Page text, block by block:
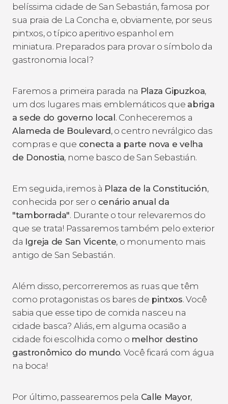
belíssima cidade de San Sebastián, famosa por
sua praia de La Concha e, obviamente, por seus
pintxos, o típico aperitivo espanhol em
miniatura. Preparados para provar o símbolo da
gastronomia local?
Faremos a primeira parada na Plaza Gipuzkoa,
um dos lugares mais emblemáticos que abriga
a sede do governo local. Conheceremos a
Alameda de Boulevard, o centro nevrálgico das
compras e que conecta a parte nova e velha
de Donostia, nome basco de San Sebastián.
Em seguida, iremos à Plaza de la Constitución,
conhecida por ser o cenário anual da
"tamborrada". Durante o tour relevaremos do
que se trata! Passaremos também pelo exterior
da Igreja de San Vicente, o monumento mais
antigo de San Sebastián.
Além disso, percorreremos as ruas que têm
como protagonistas os bares de pintxos. Você
sabia que esse tipo de comida nasceu na
cidade basca? Aliás, em alguma ocasião a
cidade foi escolhida como o melhor destino
gastronômico do mundo. Você ficará com água
na boca!
Por último, passearemos pela Calle Mayor,